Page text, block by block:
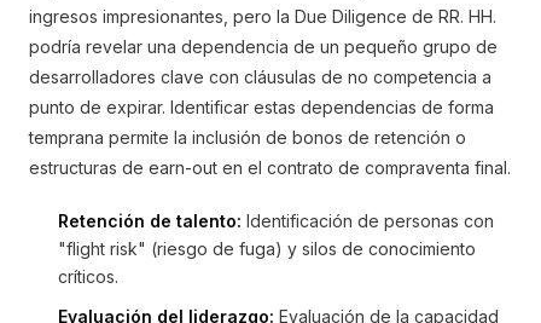
ingresos impresionantes, pero la Due Diligence de RR. HH.
podría revelar una dependencia de un pequeño grupo de
desarrolladores clave con cláusulas de no competencia a
punto de expirar. Identificar estas dependencias de forma
temprana permite la inclusión de bonos de retención o
estructuras de earn-out en el contrato de compraventa final.
Retención de talento: Identificación de personas con
"flight risk" (riesgo de fuga) y silos de conocimiento
críticos.
Evaluación del liderazgo: Evaluación de la capacidad